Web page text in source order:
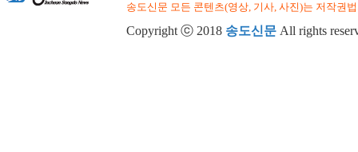
송도신문 모든 콘텐츠(영상, 기사, 사진)는 저작권
Copyright ⓒ 2018 송도신문 All rights